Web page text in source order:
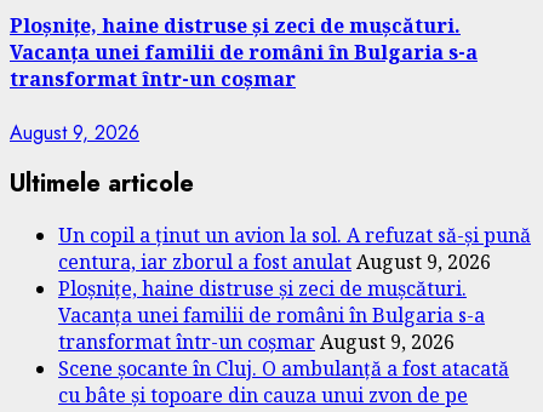
Ploșnițe, haine distruse și zeci de mușcături.
Vacanța unei familii de români în Bulgaria s-a
transformat într-un coșmar
August 9, 2026
Ultimele articole
Un copil a ținut un avion la sol. A refuzat să-și pună
centura, iar zborul a fost anulatAugust 9, 2026
Ploșnițe, haine distruse și zeci de mușcături.
Vacanța unei familii de români în Bulgaria s-a
transformat într-un coșmarAugust 9, 2026
Scene șocante în Cluj. O ambulanță a fost atacată
cu bâte și topoare din cauza unui zvon de pe